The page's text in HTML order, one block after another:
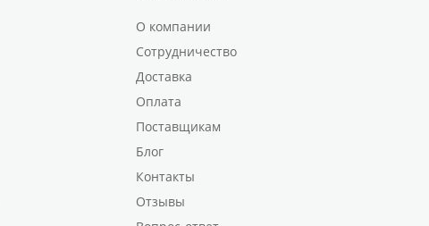
О компании
Сотрудничество
Доставка
Оплата
Поставщикам
Блог
Контакты
Отзывы